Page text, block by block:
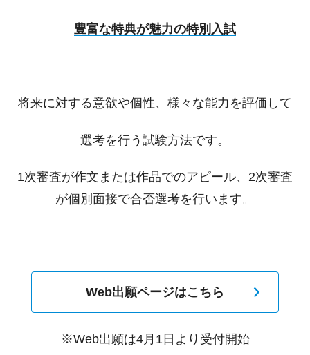
豊富な特典が魅力の特別入試
将来に対する意欲や個性、様々な能力を評価して
選考を行う試験方法です。
1次審査が作文または作品でのアピール、2次審査
が個別面接で合否選考を行います。
Web出願ページはこちら
※Web出願は4月1日より受付開始